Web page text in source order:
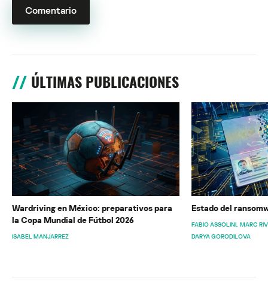
ÚLTIMAS PUBLICACIONES
Wardriving en México: preparativos para
la Copa Mundial de Fútbol 2026
ISABEL MANJARREZ
Estado del
FABIO ASSOLINI MARC
DARYA GORODILOVA